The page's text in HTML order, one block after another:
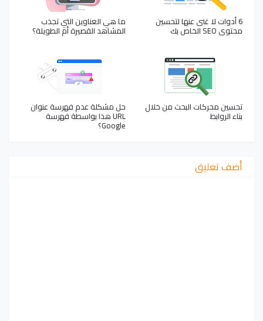
6 أدوات لا غنى عنها لتحسين
محتوى SEO الخاص بك
ما هي العناوين التي تجذب
المشاهد القصيرة أم الطويلة؟
تحسين محركات البحث من خلال
بناء الروابط
حل مشكلة عدم فهرسة عنوان
URL هذا بواسطة فهرسة
Google؟
أضف تعليق